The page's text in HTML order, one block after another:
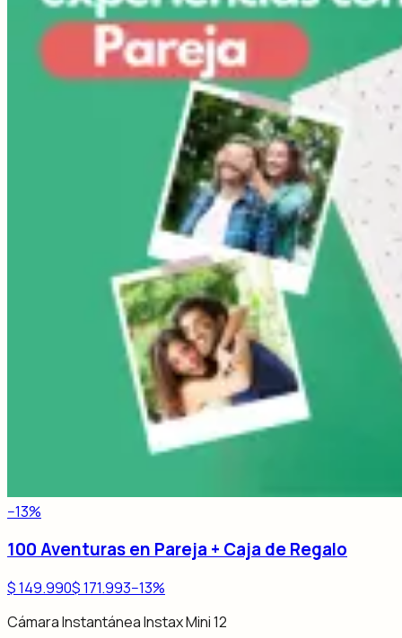
−13%
100 Aventuras en Pareja + Caja de Regalo
$ 149.990$ 171.993−13%
Cámara Instantánea Instax Mini 12